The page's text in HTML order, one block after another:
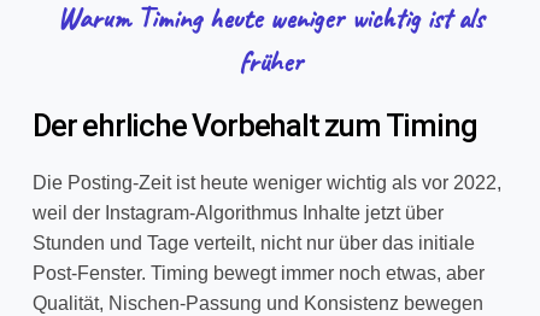
Warum Timing heute weniger wichtig ist als
früher
Der ehrliche Vorbehalt zum Timing
Die Posting-Zeit ist heute weniger wichtig als vor 2022,
weil der Instagram-Algorithmus Inhalte jetzt über
Stunden und Tage verteilt, nicht nur über das initiale
Post-Fenster. Timing bewegt immer noch etwas, aber
Qualität, Nischen-Passung und Konsistenz bewegen